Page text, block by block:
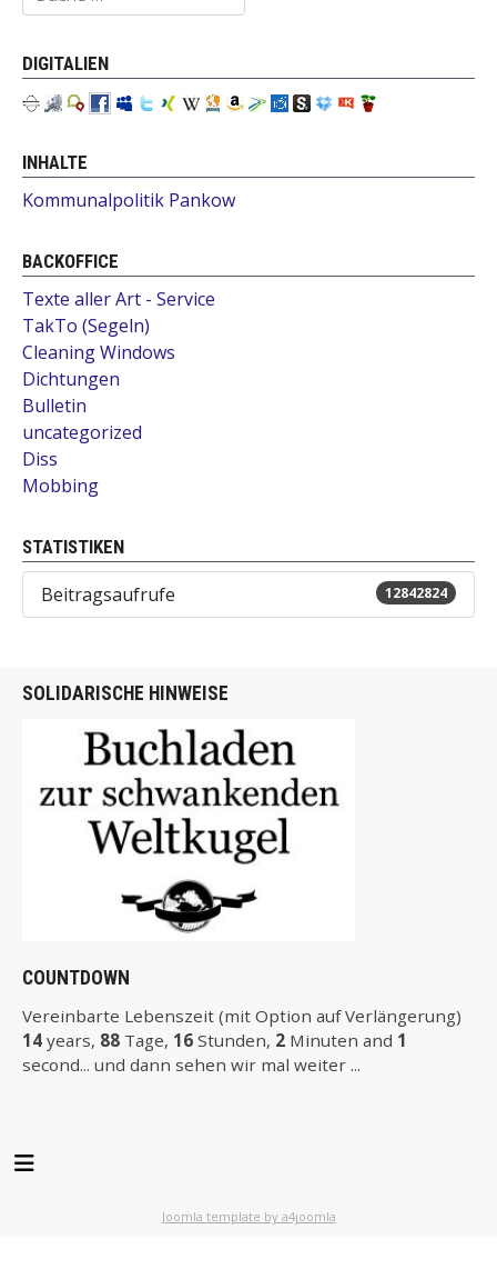
DIGITALIEN
INHALTE
Kommunalpolitik Pankow
BACKOFFICE
Texte aller Art - Service
TakTo (Segeln)
Cleaning Windows
Dichtungen
Bulletin
uncategorized
Diss
Mobbing
STATISTIKEN
Beitragsaufrufe 12842824
SOLIDARISCHE HINWEISE
COUNTDOWN
Vereinbarte Lebenszeit (mit Option auf Verlängerung)
14 years, 88 Tage, 16 Stunden, 2 Minuten and 1
second... und dann sehen wir mal weiter ...
Joomla template by a4joomla